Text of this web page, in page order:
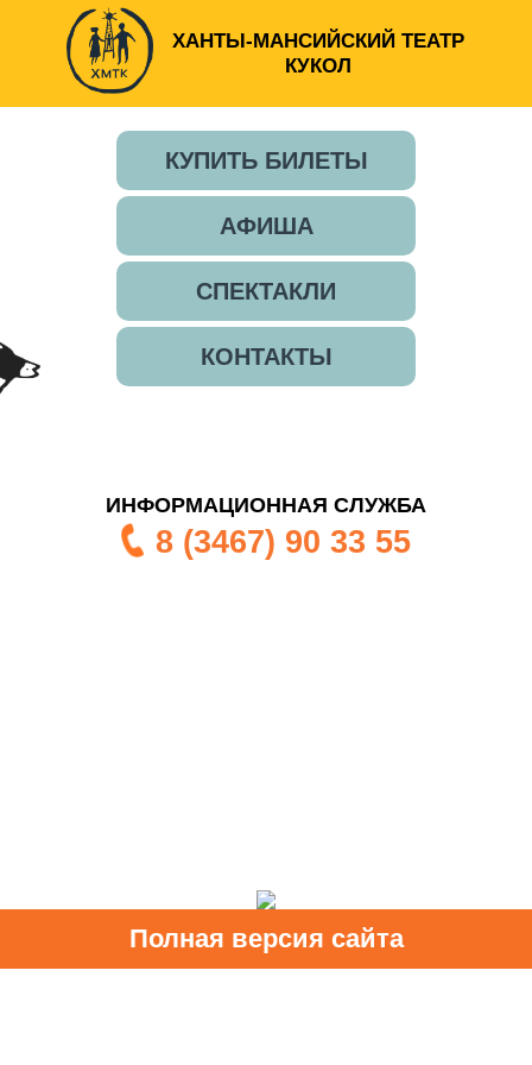
ХАНТЫ-МАНСИЙСКИЙ ТЕАТР
КУКОЛ
КУПИТЬ БИЛЕТЫ
АФИША
СПЕКТАКЛИ
КОНТАКТЫ
ИНФОРМАЦИОННАЯ СЛУЖБА
8 (3467) 90 33 55
Полная версия сайта